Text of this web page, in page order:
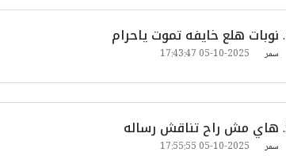
نوبات هلع خايفه تموت ياحرام
سمر 2025-10-05 17:43:47
هاي مش راح تناقش رساله
سمر 2025-10-05 17:55:55